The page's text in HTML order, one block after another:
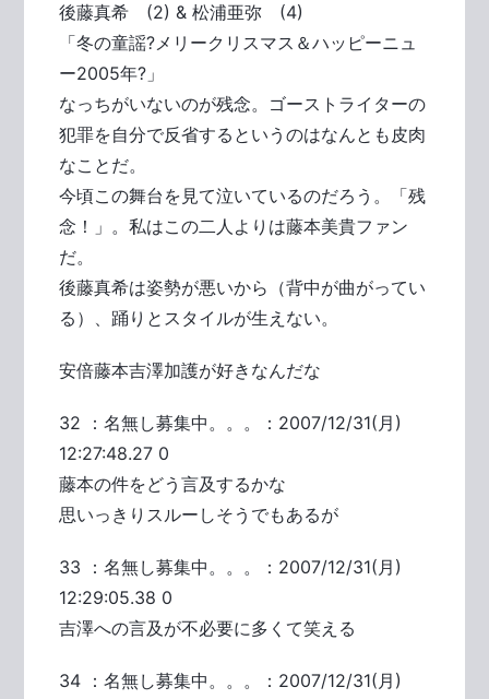
後藤真希 (2) & 松浦亜弥 (4)
「冬の童謡?メリークリスマス＆ハッピーニュ
ー2005年?」
なっちがいないのが残念。ゴーストライターの
犯罪を自分で反省するというのはなんとも皮肉
なことだ。
今頃この舞台を見て泣いているのだろう。「残
念！」。私はこの二人よりは藤本美貴ファン
だ。
後藤真希は姿勢が悪いから（背中が曲がってい
る）、踊りとスタイルが生えない。
安倍藤本吉澤加護が好きなんだな
32 ：名無し募集中。。。：2007/12/31(月)
12:27:48.27 0
藤本の件をどう言及するかな
思いっきりスルーしそうでもあるが
33 ：名無し募集中。。。：2007/12/31(月)
12:29:05.38 0
吉澤への言及が不必要に多くて笑える
34 ：名無し募集中。。。：2007/12/31(月)